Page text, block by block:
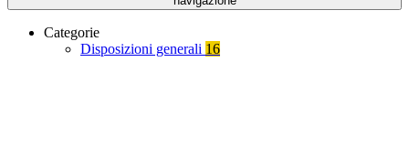
Categorie
Disposizioni generali 16